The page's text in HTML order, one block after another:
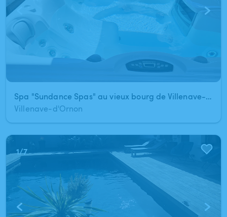
Spa "Sundance Spas" au vieux bourg de Villenave-d'Ornon
Villenave-d'Ornon
1/7